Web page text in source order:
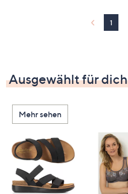
1
Ausgewählt für dich
Mehr sehen